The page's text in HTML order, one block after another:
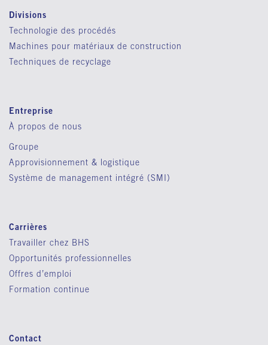
Divisions
Technologie des procédés
Machines pour matériaux de construction
Techniques de recyclage
Entreprise
À propos de nous
Groupe
Approvisionnement & logistique
Système de management intégré (SMI)
Carrières
Travailler chez BHS
Opportunités professionnelles
Offres d’emploi
Formation continue
Contact